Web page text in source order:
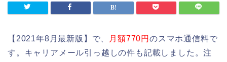
【2021年8月最新版】で、 月額770円のスマホ通信料で
す。キャリアメール引っ越しの件も記載しました。注